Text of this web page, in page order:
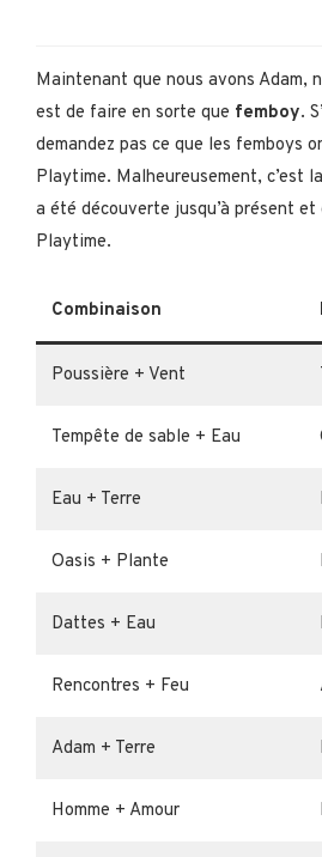
Maintenant que nous avons Adam,
est de faire en sorte que femboy.
demandez pas ce que les femboys
Playtime. Malheureusement, c’est
a été découverte jusqu’à présent
Playtime.
Combinaison
Poussière + Vent
Tempête de sable + Eau
Eau + Terre
Oasis + Plante
Dattes + Eau
Rencontres + Feu
Adam + Terre
Homme + Amour